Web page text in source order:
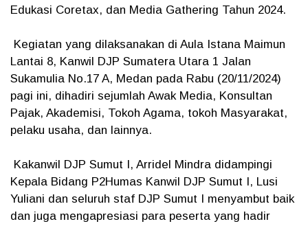
Edukasi Coretax, dan Media Gathering Tahun 2024.
Kegiatan yang dilaksanakan di Aula Istana Maimun
Lantai 8, Kanwil DJP Sumatera Utara 1 Jalan
Sukamulia No.17 A, Medan pada Rabu (20/11/2024)
pagi ini, dihadiri sejumlah Awak Media, Konsultan
Pajak, Akademisi, Tokoh Agama, tokoh Masyarakat,
pelaku usaha, dan lainnya.
Kakanwil DJP Sumut I, Arridel Mindra didampingi
Kepala Bidang P2Humas Kanwil DJP Sumut I, Lusi
Yuliani dan seluruh staf DJP Sumut I menyambut baik
dan juga mengapresiasi para peserta yang hadir